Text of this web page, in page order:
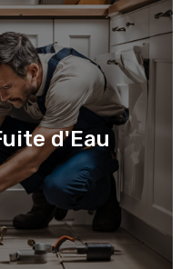
d'Eau